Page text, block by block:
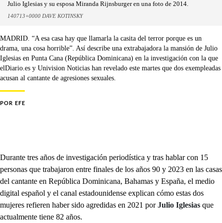
Julio Iglesias y su esposa Miranda Rijnsburger en una foto de 2014.
140713+0000 DAVE KOTINSKY
MADRID. “A esa casa hay que llamarla la casita del terror porque es un
drama, una cosa horrible”. Así describe una extrabajadora la mansión de Julio
Iglesias en Punta Cana (República Dominicana) en la investigación con la que
elDiario.es y Univision Noticias han revelado este martes que dos exempleadas
acusan al cantante de agresiones sexuales.
POR EFE
Durante tres años de investigación periodística y tras hablar con 15
personas que trabajaron entre finales de los años 90 y 2023 en las casas
del cantante en República Dominicana, Bahamas y España, el medio
digital español y el canal estadounidense explican cómo estas dos
mujeres refieren haber sido agredidas en 2021 porJulio Iglesias que
actualmente tiene 82 años.